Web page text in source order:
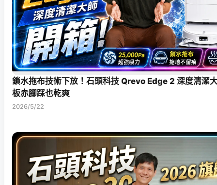
鎖水拖布技術下放！石頭科技 Qrevo Edge 2 深度清潔
板赤腳踩也乾爽
2026/5/22